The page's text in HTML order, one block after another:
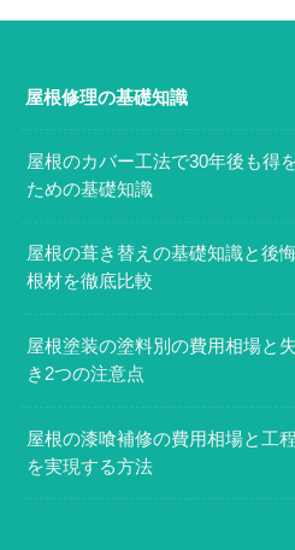
屋根修理の基礎知識
屋根のカバー工法で30年後も得
ための基礎知識
屋根の葺き替えの基礎知識と後
根材を徹底比較
屋根塗装の塗料別の費用相場と
き2つの注意点
屋根の漆喰補修の費用相場と工
を実現する方法